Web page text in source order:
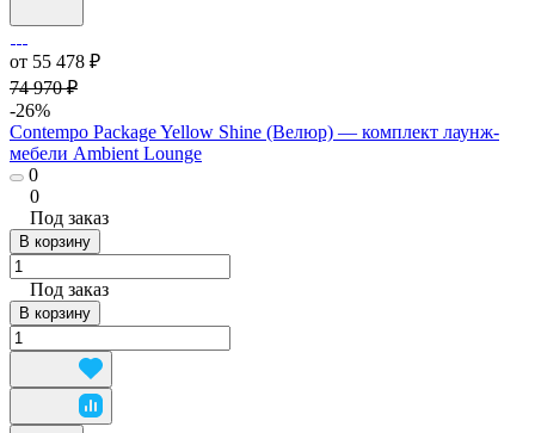
от 55 478 ₽
74 970 ₽
-26%
Contempo Package Yellow Shine (Велюр) — комплект лаунж-
мебели Ambient Lounge
0
0
Под заказ
В корзину
Под заказ
В корзину